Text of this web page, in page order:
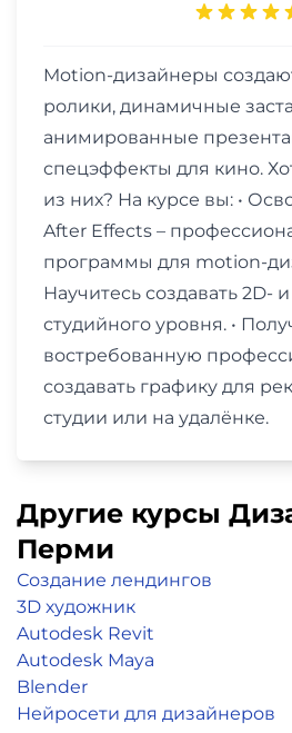
Motion-дизайнеры
ролики, динамичные
анимированные
спецэффекты для кино.
из них? На курсе вы: •
After Effects –
программы для motion-
Научитесь создавать 2D-
студийного уровня. •
востребованную
создавать графику для
студии или на удалёнке.
Другие курсы
Перми
Создание лендингов
3D художник
Autodesk Revit
Autodesk Maya
Blender
Нейросети для дизайнеров